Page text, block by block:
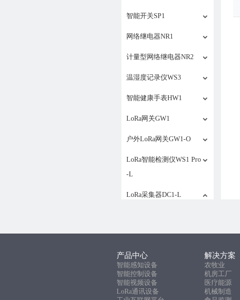
智能开关SP1
网络继电器NR1
计量型网络继电器NR2
温湿度记录仪WS3
智能健康手表HW1
LoRa网关GW1
户外LoRa网关GW1-O
LoRa智能检测仪WS1 Pro
-L
LoRa采集器DC1-L
数据上传
网络连接
设备使用
LoRa智能感知设备GS1-L
产品中心 解决方案
智能感知设备 农牧业
智能控制设备
机房工厂
智能视频设备
医疗能源
LoRa通讯设备
机械制造